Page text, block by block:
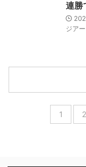
連勝
ジア
1 2